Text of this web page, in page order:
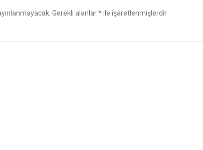
Gerekli alanlar*ile işaretlenmişlerdir